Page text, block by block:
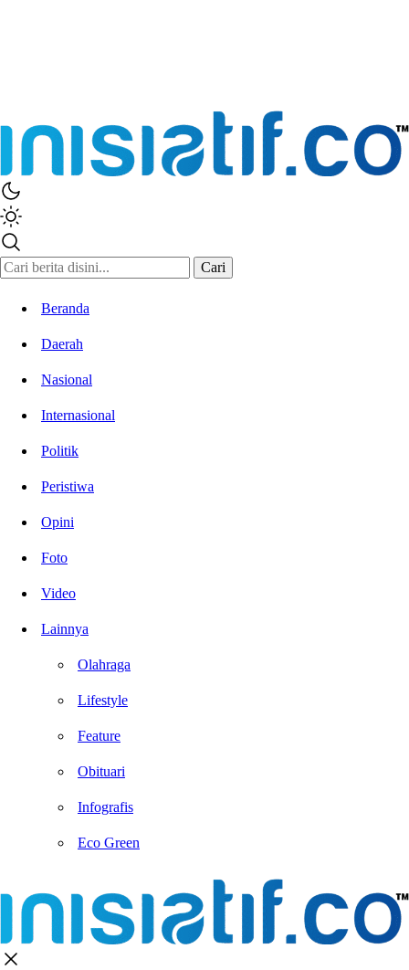
Inisiatif.co
Stay Connected Stay Informed
Cari
Beranda
Daerah
Nasional
Internasional
Politik
Peristiwa
Opini
Foto
Video
Lainnya
Olahraga
Lifestyle
Feature
Obituari
Infografis
Eco Green